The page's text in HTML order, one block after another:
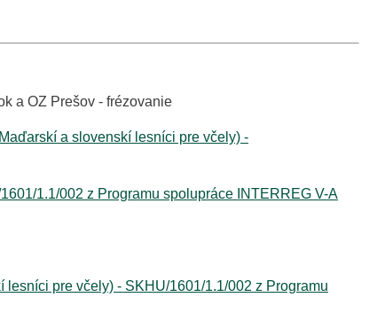
a OZ Prešov - frézovanie
a slovenskí lesníci pre včely) -
1.1/002 z Programu spolupráce INTERREG V-A
pre včely) - SKHU/1601/1.1/002 z Programu